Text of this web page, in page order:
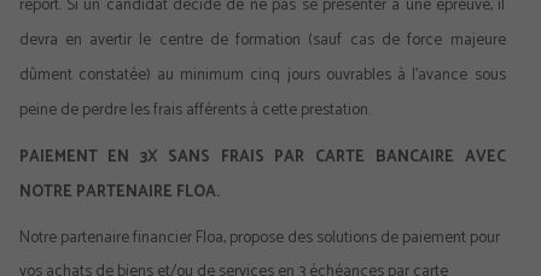
devra en avertir le centre de formation (sauf cas de force majeure
dûment constatée) au minimum cinq jours ouvrables à l’avance sous
peine de perdre les frais afférents à cette prestation.
PAIEMENT EN 3X SANS FRAIS PAR CARTE BANCAIRE AVEC
NOTRE PARTENAIRE FLOA.
Notre partenaire financier Floa, propose des solutions de paiement pour